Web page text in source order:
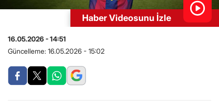
Haber Videosunu İzle
16.05.2026 - 14:51
Güncelleme: 16.05.2026 - 15:02